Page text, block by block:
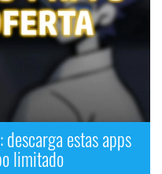
estas apps
limitado